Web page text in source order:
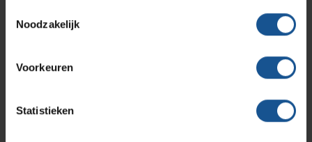
Noodzakelijk
Voorkeuren
Statistieken
Hoogte
Onze merken